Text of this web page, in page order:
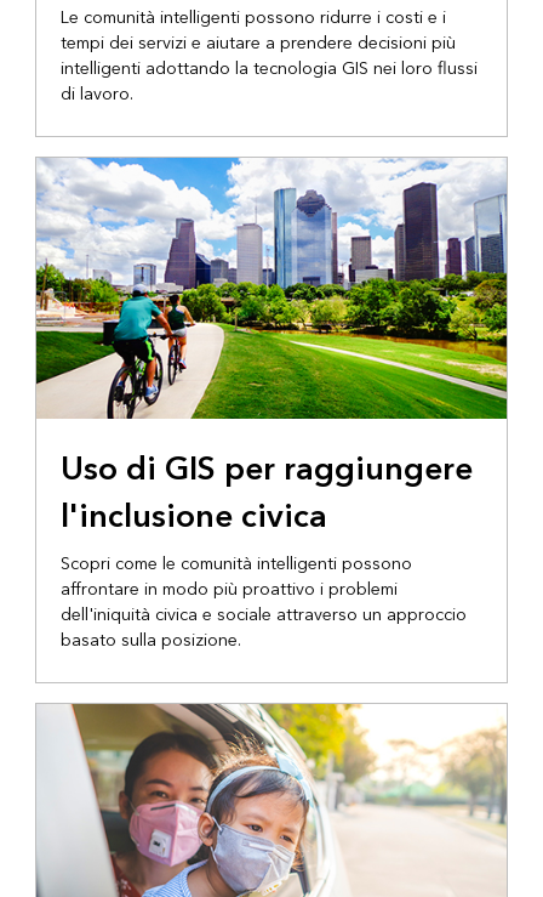
Le comunità intelligenti possono ridurre i costi e i
tempi dei servizi e aiutare a prendere decisioni più
intelligenti adottando la tecnologia GIS nei loro flussi
di lavoro.
Uso di GIS per raggiungere
l'inclusione civica
Scopri come le comunità intelligenti possono
affrontare in modo più proattivo i problemi
dell'iniquità civica e sociale attraverso un approccio
basato sulla posizione.